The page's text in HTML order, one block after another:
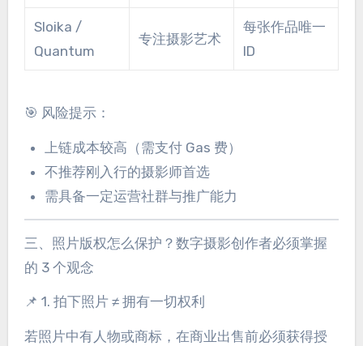
Sloika /
Quantum
专注摄影艺术
每张作品唯一
ID
🎯 风险提示：
上链成本较高（需支付 Gas 费）
不推荐刚入行的摄影师首选
需具备一定运营社群与推广能力
三、照片版权怎么保护？数字摄影创作者必须掌握
的 3 个观念
📌 1. 拍下照片 ≠ 拥有一切权利
若照片中有人物或商标，在商业出售前必须获得授